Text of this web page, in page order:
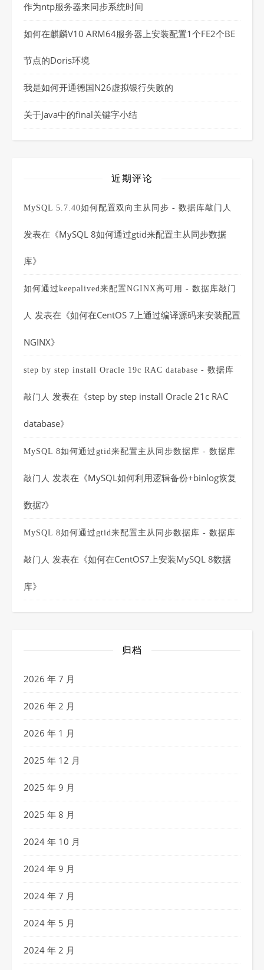
作为ntp服务器来同步系统时间
如何在麒麟V10 ARM64服务器上安装配置1个FE2个BE
节点的Doris环境
我是如何开通德国N26虚拟银行失败的
关于Java中的final关键字小结
近期评论
MySQL 5.7.40如何配置双向主从同步 - 数据库敲门人
发表在《MySQL 8如何通过gtid来配置主从同步数据
库》
如何通过keepalived来配置NGINX高可用 - 数据库敲门
人 发表在《如何在CentOS 7上通过编译源码来安装配置
NGINX》
step by step install Oracle 19c RAC database - 数据库
敲门人 发表在《step by step install Oracle 21c RAC
database》
MySQL 8如何通过gtid来配置主从同步数据库 - 数据库
敲门人 发表在《MySQL如何利用逻辑备份+binlog恢复
数据?》
MySQL 8如何通过gtid来配置主从同步数据库 - 数据库
敲门人 发表在《如何在CentOS7上安装MySQL 8数据
库》
归档
2026 年 7 月
2026 年 2 月
2026 年 1 月
2025 年 12 月
2025 年 9 月
2025 年 8 月
2024 年 10 月
2024 年 9 月
2024 年 7 月
2024 年 5 月
2024 年 2 月